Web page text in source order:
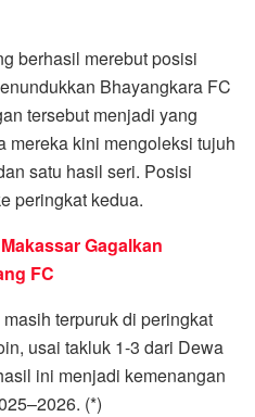
berhasil merebut posisi
Bhayangkara FC
tersebut menjadi yang
mereka kini mengoleksi tujuh
satu hasil seri. Posisi
peringkat kedua.
Gagalkan
FC
terpuruk di peringkat
usai takluk 1-3 dari Dewa
ini menjadi kemenangan
(*)